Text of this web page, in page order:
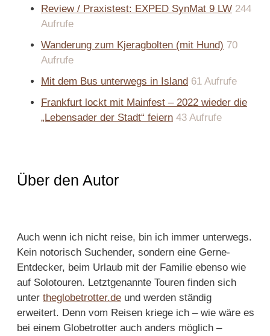
Review / Praxistest: EXPED SynMat 9 LW 244
Aufrufe
Wanderung zum Kjeragbolten (mit Hund) 70
Aufrufe
Mit dem Bus unterwegs in Island 61 Aufrufe
Frankfurt lockt mit Mainfest – 2022 wieder die
„Lebensader der Stadt“ feiern 43 Aufrufe
Über den Autor
Auch wenn ich nicht reise, bin ich immer unterwegs.
Kein notorisch Suchender, sondern eine Gerne-
Entdecker, beim Urlaub mit der Familie ebenso wie
auf Solotouren. Letztgenannte Touren finden sich
unter theglobetrotter.de und werden ständig
erweitert. Denn vom Reisen kriege ich – wie wäre es
bei einem Globetrotter auch anders möglich –